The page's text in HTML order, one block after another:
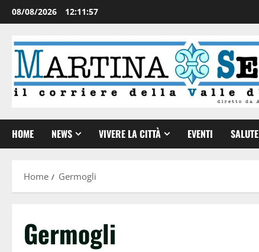
08/08/2026 12:11:58
HOME NEWS VIVERE LA CITTÀ EVENTI SALUTE
Home Germogli
Germogli